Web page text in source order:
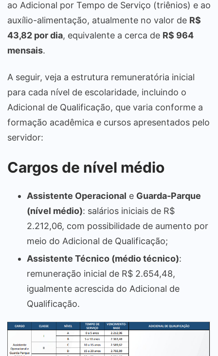
ao Adicional por Tempo de Serviço (triênios) e ao
auxílio-alimentação, atualmente no valor de R$
43,82 por dia, equivalente a cerca de R$ 964
mensais.
A seguir, veja a estrutura remuneratória inicial
para cada nível de escolaridade, incluindo o
Adicional de Qualificação, que varia conforme a
formação acadêmica e cursos apresentados pelo
servidor:
Cargos de nível médio
Assistente Operacional e Guarda-Parque
(nível médio): salários iniciais de R$
2.212,06, com possibilidade de aumento por
meio do Adicional de Qualificação;
Assistente Técnico (médio técnico):
remuneração inicial de R$ 2.654,48,
igualmente acrescida do Adicional de
Qualificação.